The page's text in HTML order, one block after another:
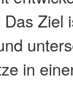
Ziel
in